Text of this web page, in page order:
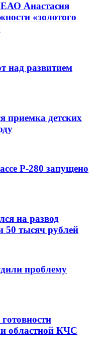
Анастасия
«золотого
над развитием
приемка детских
Р-280 запущено
на развод
50 тысяч рублей
проблему
областной КЧС